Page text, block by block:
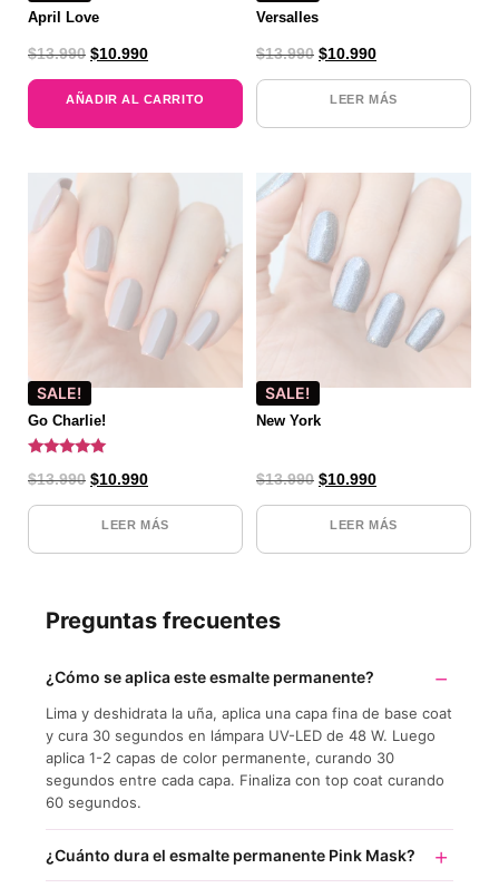
April Love
$13.990 $10.990
AÑADIR AL CARRITO
Versalles
$13.990 $10.990
LEER MÁS
SALE!
Go Charlie!
con
de 5
$13.990 $10.990
LEER MÁS
SALE!
New York
$13.990 $10.990
LEER MÁS
Preguntas frecuentes
¿Cómo se aplica este esmalte permanente?
Lima y deshidrata la uña, aplica una capa fina de base coat
y cura 30 segundos en lámpara UV-LED de 48 W. Luego
aplica 1-2 capas de color permanente, curando 30
segundos entre cada capa. Finaliza con top coat curando
60 segundos.
¿Cuánto dura el esmalte permanente Pink Mask?